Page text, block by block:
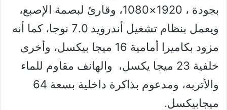
بجودة ، 1920×1080، وقارئ لبصمة الإصبع،
ويعمل بنظام تشغيل أندرويد 7.0 نوجا، كما أنه
مزود بكاميرا أمامية 16 ميجا بيكسل، وأخرى
خلفية 23 ميجا يكسل، والهانف مقاوم للماء
والأتربه، ومدعوم بذاكرة داخلية بسعة 64
ميجابيكسل.